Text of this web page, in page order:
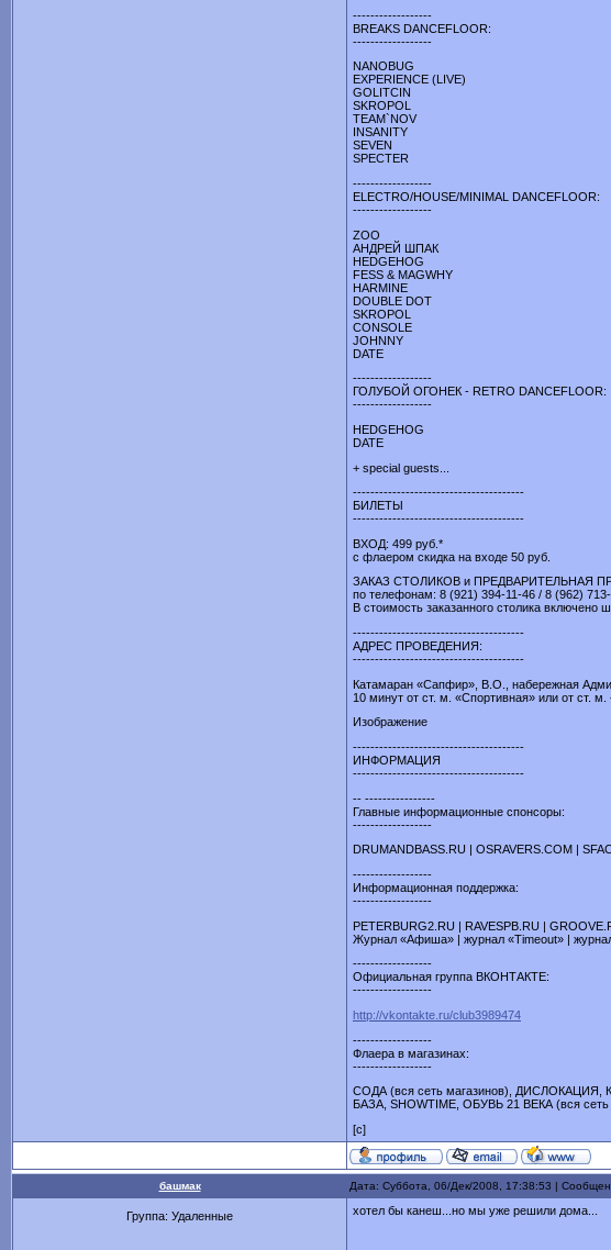
------------------
BREAKS DANCEFLOOR:
------------------
NANOBUG
EXPERIENCE (LIVE)
GOLITCIN
SKROPOL
TEAM`NOV
INSANITY
SEVEN
SPECTER
------------------
ELECTRO/HOUSE/MINIMAL DANCEFLOOR:
------------------
ZOO
АНДРЕЙ ШПАК
HEDGEHOG
FESS & MAGWHY
HARMINE
DOUBLE DOT
SKROPOL
CONSOLE
JOHNNY
DATE
------------------
ГОЛУБОЙ ОГОНЕК - RETRO DANCEFLOOR:
------------------
HEDGEHOG
DATE
+ special guests...
---------------------------------------
БИЛЕТЫ
---------------------------------------
ВХОД: 499 руб.*
с флаером скидка на входе 50 руб.
ЗАКАЗ СТОЛИКОВ и ПРЕДВАРИТЕЛЬНАЯ
по телефонам: 8 (921) 394-11-46 / 8 (962)
В стоимость заказанного столика включено
---------------------------------------
АДРЕС ПРОВЕДЕНИЯ:
---------------------------------------
Катамаран «Сапфир», В.О., набережная
10 минут от ст. м. «Спортивная» или от ст. м.
Изображение
---------------------------------------
ИНФОРМАЦИЯ
---------------------------------------
-- ----------------
Главные информационные спонсоры:
------------------
DRUMANDBASS.RU | OSRAVERS.COM |
------------------
Информационная поддержка:
------------------
PETERBURG2.RU | RAVESPB.RU |
Журнал «Афиша» | журнал «Timeout» | журнал
------------------
Официальная группа ВКОНТАКТЕ:
------------------
http://vkontakte.ru/club3989474
------------------
Флаера в магазинах:
------------------
СОДА (вся сеть магазинов), ДИСЛОКАЦИЯ,
БАЗА, SHOWTIME, ОБУВЬ 21 ВЕКА (вся
[c]
башмак Дата: Суббота, 06/Дек/2008, 17:38:53 |
Группа: Удаленные хотел бы канеш...но мы уже решили дома...